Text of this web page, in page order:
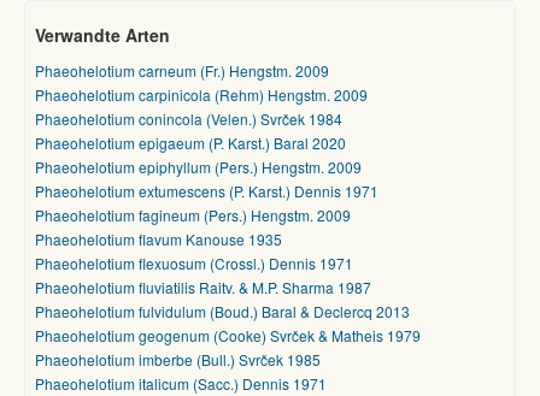
Verwandte Arten
Phaeohelotium carneum (Fr.) Hengstm. 2009
Phaeohelotium carpinicola (Rehm) Hengstm. 2009
Phaeohelotium conincola (Velen.) Svrček 1984
Phaeohelotium epigaeum (P. Karst.) Baral 2020
Phaeohelotium epiphyllum (Pers.) Hengstm. 2009
Phaeohelotium extumescens (P. Karst.) Dennis 1971
Phaeohelotium fagineum (Pers.) Hengstm. 2009
Phaeohelotium flavum Kanouse 1935
Phaeohelotium flexuosum (Crossl.) Dennis 1971
Phaeohelotium fluviatilis Raitv. & M.P. Sharma 1987
Phaeohelotium fulvidulum (Boud.) Baral & Declercq 2013
Phaeohelotium geogenum (Cooke) Svrček & Matheis 1979
Phaeohelotium imberbe (Bull.) Svrček 1985
Phaeohelotium italicum (Sacc.) Dennis 1971